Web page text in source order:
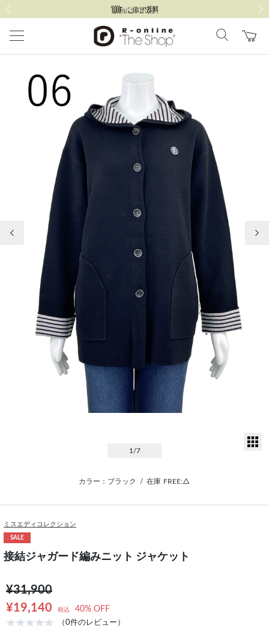
1 /7
カラー：ブラック / 在庫 FREE:△
ミスエディコレクション
SALE
接結ジャガード編みニット ジャケット
¥31,900
¥19,140
税込 40% OFF
（0件のレビュー）